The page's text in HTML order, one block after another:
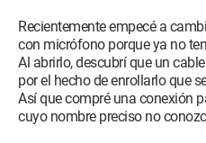
Recientemente empecé a
con micrófono porque ya no
Al abrirlo, descubrí que un
por el hecho de enrollarlo que
Así que compré una conexión
cuyo nombre preciso no